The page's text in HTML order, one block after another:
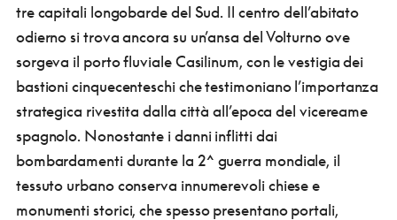
tre capitali longobarde del Sud. Il centro dell’abitato
odierno si trova ancora su un’ansa del Volturno ove
sorgeva il porto fluviale Casilinum, con le vestigia dei
bastioni cinquecenteschi che testimoniano l’importanza
strategica rivestita dalla città all’epoca del vicereame
spagnolo. Nonostante i danni inflitti dai
bombardamenti durante la 2^ guerra mondiale, il
tessuto urbano conserva innumerevoli chiese e
monumenti storici, che spesso presentano portali,